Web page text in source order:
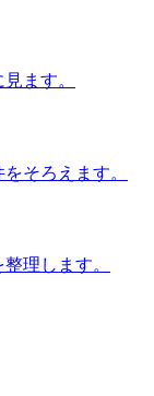
ます。
そろえます。
理します。